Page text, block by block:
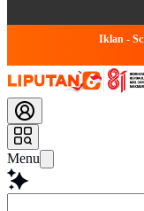
Iklan -
Menu